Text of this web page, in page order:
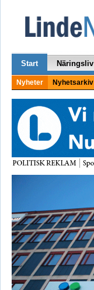
Start Näringsliv
Nyheter Nyhetsarkiv